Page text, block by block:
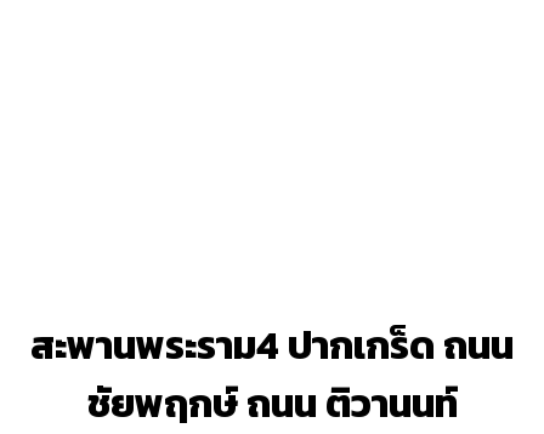
สะพานพระราม4 ปากเกร็ด ถนน
ชัยพฤกษ์ ถนน ติวานนท์